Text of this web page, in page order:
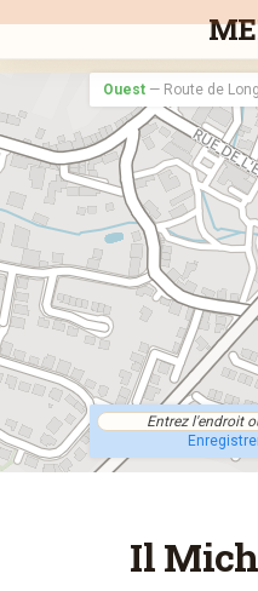
TOUS LES
Ouest —Route de
Il